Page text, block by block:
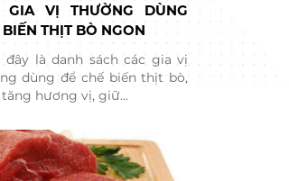
GIA VỊ THƯỜNG DÙNG
BIẾN THỊT BÒ NGON
đây là danh sách các gia vị
dùng để chế biến thịt bò,
hương vị, giữ…